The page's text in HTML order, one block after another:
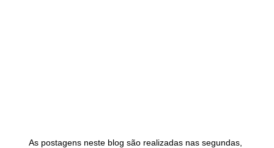
As postagens neste blog são realizadas nas segundas,